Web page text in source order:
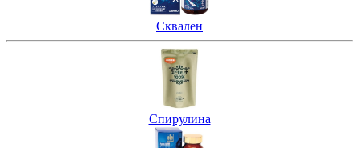
Сквален
Спирулина